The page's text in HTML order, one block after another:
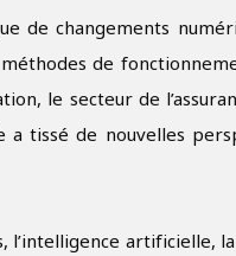
de changements
de
le secteur de
tissé de nouvelles
l’intelligence artificielle,